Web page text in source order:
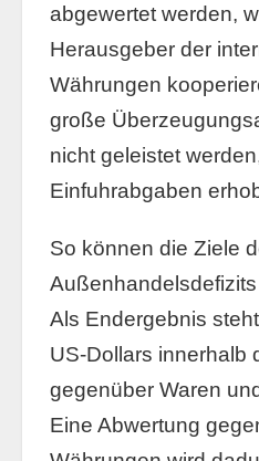
abgewertet werden,
Herausgeber der
Währungen
große
nicht geleistet
Einfuhrabgaben
So können die Ziele
Als Endergebnis
US-Dollars innerhalb
gegenüber Waren
Eine Abwertung